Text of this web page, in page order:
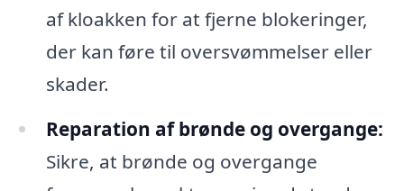
af kloakken for at fjerne blokeringer,
der kan føre til oversvømmelser eller
skader.
Reparation af brønde og overgange:
Sikre, at brønde og overgange